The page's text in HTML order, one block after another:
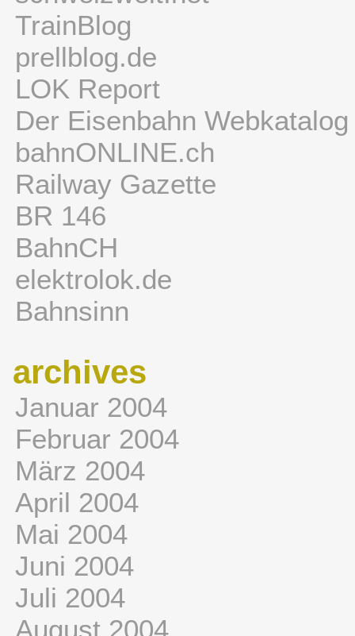
TrainBlog
prellblog.de
LOK Report
Der Eisenbahn Webkatalog
bahnONLINE.ch
Railway Gazette
BR 146
BahnCH
elektrolok.de
Bahnsinn
archives
Januar 2004
Februar 2004
März 2004
April 2004
Mai 2004
Juni 2004
Juli 2004
August 2004